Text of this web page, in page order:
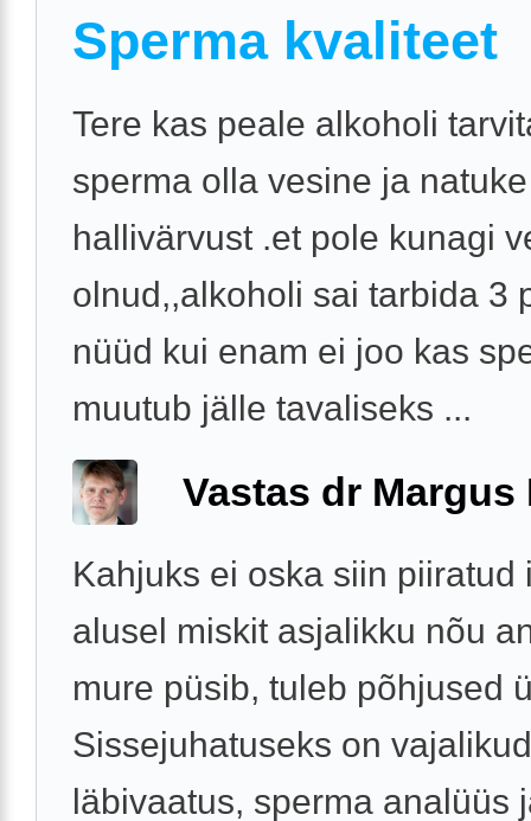
Sperma kvaliteet
Tere kas peale alkoholi
sperma olla vesine ja
hallivärvust .et pole kunagi
olnud,,alkoholi sai tarbida 3
nüüd kui enam ei joo kas
muutub jälle tavaliseks ...
Vastas dr Margus
Kahjuks ei oska siin piiratud
alusel miskit asjalikku nõu
mure püsib, tuleb põhjused
Sissejuhatuseks on vajalikud
läbivaatus, sperma analüüs